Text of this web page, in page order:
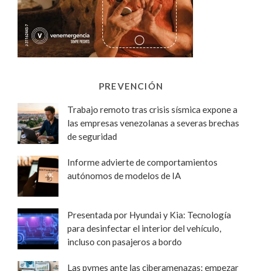
PREVENCIÓN
Trabajo remoto tras crisis sísmica expone a
las empresas venezolanas a severas brechas
de seguridad
Informe advierte de comportamientos
autónomos de modelos de IA
Presentada por Hyundai y Kia: Tecnología
para desinfectar el interior del vehículo,
incluso con pasajeros a bordo
Las pymes ante las ciberamenazas: empezar